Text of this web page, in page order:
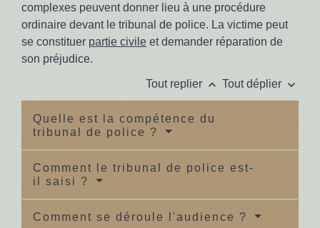
complexes peuvent donner lieu à une procédure
ordinaire devant le tribunal de police. La victime peut
se constituer partie civile et demander réparation de
son préjudice.
Tout replier keyboard_arrow_up Tout déplier keyboard_arrow_down
Quelle est la compétence du
tribunal de police ?
Comment le tribunal de police est-
il saisi ?
Comment se déroule l'audience ?